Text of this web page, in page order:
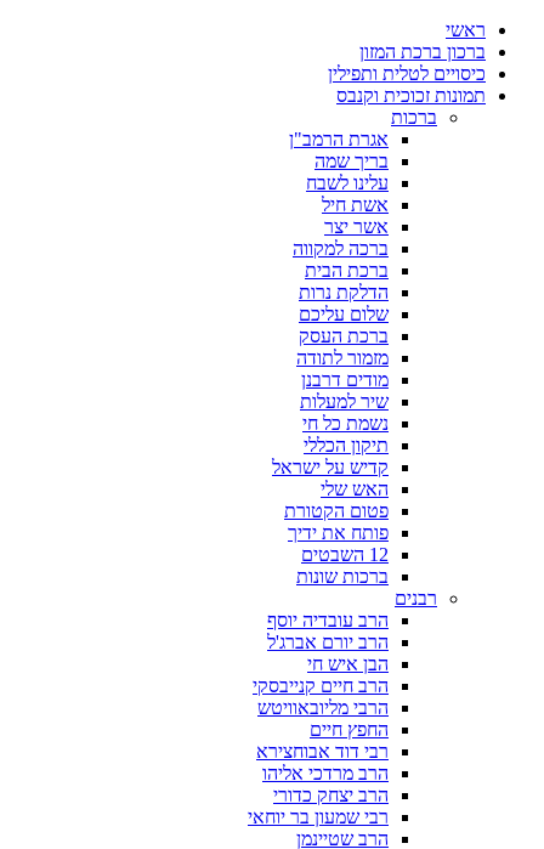
ראשי
ברכון ברכת המזון
כיסויים לטלית ותפילין
תמונות זכוכית וקנבס
ברכות
אגרת הרמב"ן
בריך שמה
עלינו לשבח
אשת חיל
אשר יצר
ברכה למקווה
ברכת הבית
הדלקת נרות
שלום עליכם
ברכת העסק
מזמור לתודה
מודים דרבנן
שיר למעלות
נשמת כל חי
תיקון הכללי
קדיש על ישראל
האש שלי
פטום הקטורת
פותח את ידיך
12 השבטים
ברכות שונות
רבנים
הרב עובדיה יוסף
הרב יורם אברג'ל
הבן איש חי
הרב חיים קנייבסקי
הרבי מליובאוויטש
החפץ חיים
רבי דוד אבוחצירא
הרב מרדכי אליהו
הרב יצחק כדורי
רבי שמעון בר יוחאי
הרב שטיינמן